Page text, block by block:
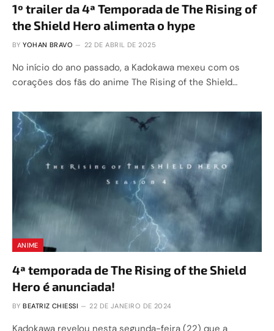
1º trailer da 4ª Temporada de The Rising of
the Shield Hero alimenta o hype
BY YOHAN BRAVO 22 DE ABRIL DE 2025
No início do ano passado, a Kadokawa mexeu com os
corações dos fãs do anime The Rising of the Shield…
ANIME
4ª temporada de The Rising of the Shield
Hero é anunciada!
BY BEATRIZ CHIESSI 22 DE JANEIRO DE 2024
Kadokawa revelou nesta segunda-feira (22) que a